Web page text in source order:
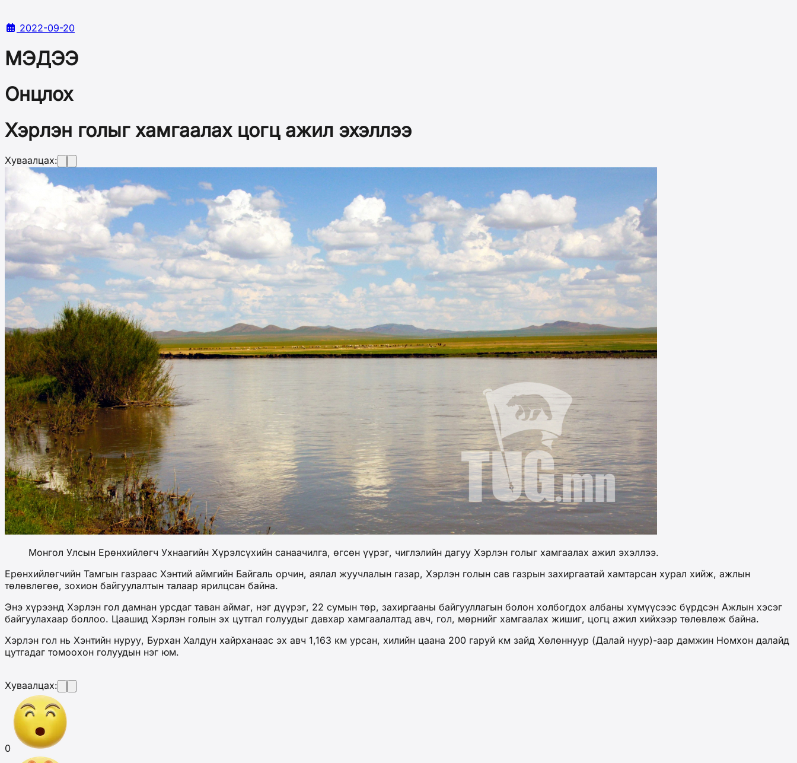
2022-09-20
МЭДЭЭ
Онцлох
Хэрлэн голыг хамгаалах цогц ажил эхэллээ
Хуваалцах:
Монгол Улсын Ерөнхийлөгч Ухнаагийн Хүрэлсүхийн санаачилга, өгсөн үүрэг, чиглэлийн дагуу Хэрлэн голыг хамгаалах ажил эхэллээ.
Ерөнхийлөгчийн Тамгын газраас Хэнтий аймгийн Байгаль орчин, аялал жуучлалын газар, Хэрлэн голын сав газрын захиргаатай хамтарсан хурал хийж, ажлын
төлөвлөгөө, зохион байгуулалтын талаар ярилцсан байна.
Энэ хүрээнд Хэрлэн гол дамнан урсдаг таван аймаг, нэг дүүрэг, 22 сумын төр, захиргааны байгууллагын болон холбогдох албаны хүмүүсээс бүрдсэн Ажлын хэсэг
байгуулахаар боллоо. Цаашид Хэрлэн голын эх цутгал голуудыг давхар хамгаалалтад авч, гол, мөрнийг хамгаалах жишиг, цогц ажил хийхээр төлөвлөж байна.
Хэрлэн гол нь Хэнтийн нуруу, Бурхан Халдун хайрханаас эх авч 1,163 км урсан, хилийн цаана 200 гаруй км зайд Хөлөннуур (Далай нуур)-аар дамжин Номхон далайд
цутгадаг томоохон голуудын нэг юм.
Хуваалцах:
0